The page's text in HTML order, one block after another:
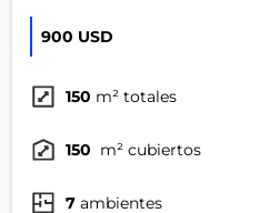
900 USD
150 m² totales
150 m² cubiertos
7 ambientes